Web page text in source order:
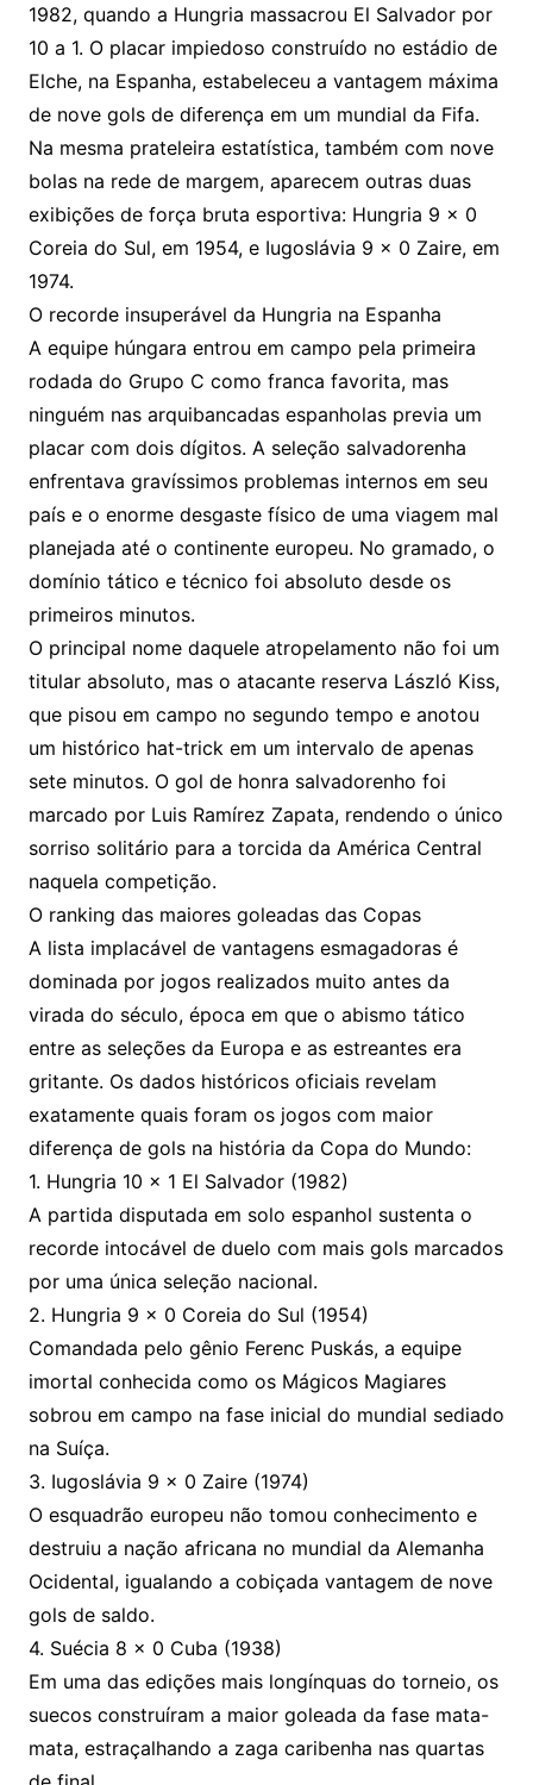
1982, quando a Hungria massacrou El Salvador por
10 a 1. O placar impiedoso construído no estádio de
Elche, na Espanha, estabeleceu a vantagem máxima
de nove gols de diferença em um mundial da Fifa.
Na mesma prateleira estatística, também com nove
bolas na rede de margem, aparecem outras duas
exibições de força bruta esportiva: Hungria 9 x 0
Coreia do Sul, em 1954, e Iugoslávia 9 x 0 Zaire, em
1974.
O recorde insuperável da Hungria na Espanha
A equipe húngara entrou em campo pela primeira
rodada do Grupo C como franca favorita, mas
ninguém nas arquibancadas espanholas previa um
placar com dois dígitos. A seleção salvadorenha
enfrentava gravíssimos problemas internos em seu
país e o enorme desgaste físico de uma viagem mal
planejada até o continente europeu. No gramado, o
domínio tático e técnico foi absoluto desde os
primeiros minutos.
O principal nome daquele atropelamento não foi um
titular absoluto, mas o atacante reserva László Kiss,
que pisou em campo no segundo tempo e anotou
um histórico hat-trick em um intervalo de apenas
sete minutos. O gol de honra salvadorenho foi
marcado por Luis Ramírez Zapata, rendendo o único
sorriso solitário para a torcida da América Central
naquela competição.
O ranking das maiores goleadas das Copas
A lista implacável de vantagens esmagadoras é
dominada por jogos realizados muito antes da
virada do século, época em que o abismo tático
entre as seleções da Europa e as estreantes era
gritante. Os dados históricos oficiais revelam
exatamente quais foram os jogos com maior
diferença de gols na história da Copa do Mundo:
1. Hungria 10 x 1 El Salvador (1982)
A partida disputada em solo espanhol sustenta o
recorde intocável de duelo com mais gols marcados
por uma única seleção nacional.
2. Hungria 9 x 0 Coreia do Sul (1954)
Comandada pelo gênio Ferenc Puskás, a equipe
imortal conhecida como os Mágicos Magiares
sobrou em campo na fase inicial do mundial sediado
na Suíça.
3. Iugoslávia 9 x 0 Zaire (1974)
O esquadrão europeu não tomou conhecimento e
destruiu a nação africana no mundial da Alemanha
Ocidental, igualando a cobiçada vantagem de nove
gols de saldo.
4. Suécia 8 x 0 Cuba (1938)
Em uma das edições mais longínquas do torneio, os
suecos construíram a maior goleada da fase mata-
mata, estraçalhando a zaga caribenha nas quartas